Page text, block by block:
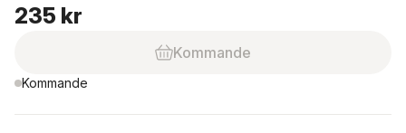
235 kr
Kommande
Kommande